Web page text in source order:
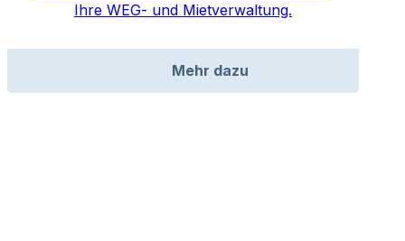
Ihre WEG- und Mietverwaltung.
Mehr dazu